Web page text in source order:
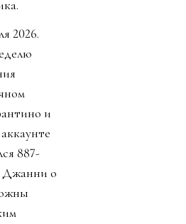
2026.
и
887-
Джанни о